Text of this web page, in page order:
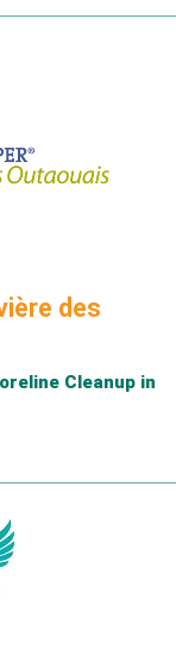
des
Cleanup in